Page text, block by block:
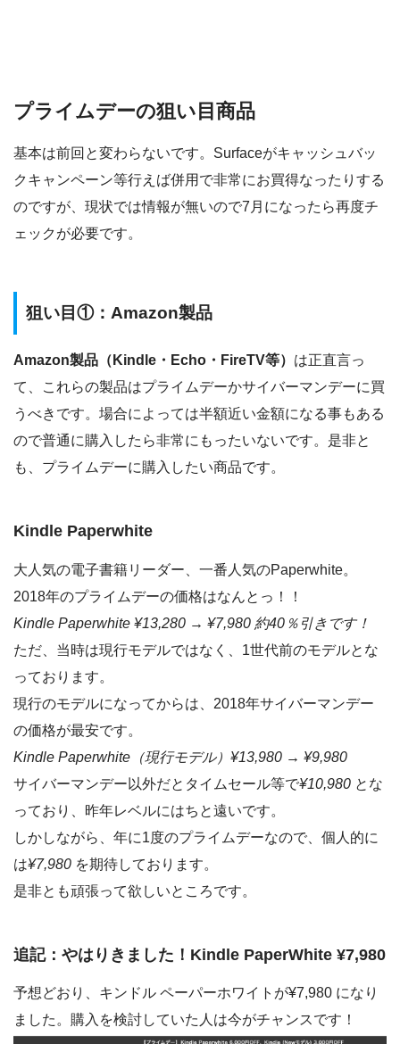
プライムデーの狙い目商品
基本は前回と変わらないです。Surfaceがキャッシュバッ
クキャンペーン等行えば併用で非常にお買得なったりする
のですが、現状では情報が無いので7月になったら再度チ
ェックが必要です。
狙い目①：Amazon製品
Amazon製品（Kindle・Echo・FireTV等） は正直言っ
て、これらの製品はプライムデーかサイバーマンデーに買
うべきです。場合によっては半額近い金額になる事もある
ので普通に購入したら非常にもったいないです。是非と
も、プライムデーに購入したい商品です。
Kindle Paperwhite
大人気の電子書籍リーダー、一番人気のPaperwhite。
2018年のプライムデーの価格はなんとっ！！
Kindle Paperwhite ¥13,280 → ¥7,980 約40％引きです！
ただ、当時は現行モデルではなく、1世代前のモデルとな
っております。
現行のモデルになってからは、2018年サイバーマンデー
の価格が最安です。
Kindle Paperwhite（現行モデル）¥13,980 → ¥9,980
サイバーマンデー以外だとタイムセール等で¥10,980 とな
っており、昨年レベルにはちと遠いです。
しかしながら、年に1度のプライムデーなので、個人的に
は¥7,980 を期待しております。
是非とも頑張って欲しいところです。
追記：やはりきました！Kindle PaperWhite ¥7,980
予想どおり、キンドル ペーパーホワイトが¥7,980 になり
ました。購入を検討していた人は今がチャンスです！